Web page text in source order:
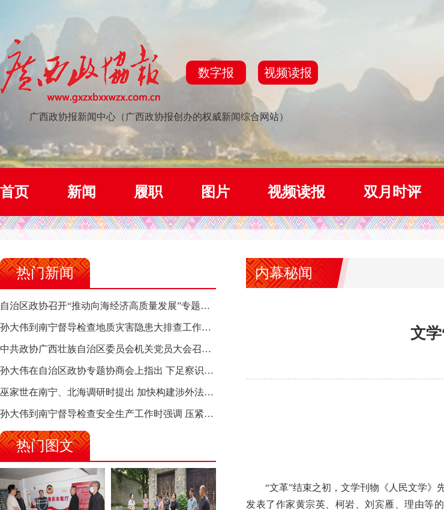
数字报 视频读报
广西政协报新闻中心（广西政协报创办的权威新闻综合网站）
首页 新闻 履职 图片 视频读报 双月时评
热门新闻
自治区政协召开“推动向海经济高质量发展”专题调研座谈会 钱学明出席并讲话
孙大伟到南宁督导检查地质灾害隐患大排查工作时强调 筑牢地质灾害安全防线 全力保障人民群众生命财产安全
中共政协广西壮族自治区委员会机关党员大会召开 选举产生新一届机关党委、机关纪委
孙大伟在自治区政协专题协商会上指出 下足察识谋督之功 恪尽服务大局之责 助推有色金属、关键金属产业高质量发展
巫家世在南宁、北海调研时提出 加快构建涉外法律供给集群 护航向海经济高质量发展
孙大伟到南宁督导检查安全生产工作时强调 压紧压实责任 狠抓隐患整治 坚决筑牢安全生产防线
热门图文
内幕秘闻
文
“文革”结束之初，文学刊物《人民文学
发表了作家黄宗英、柯岩、刘宾雁、理由等